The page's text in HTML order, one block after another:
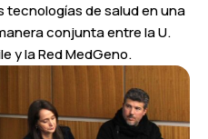
de salud en una
conjunta entre la U.
y la Red MedGeno.